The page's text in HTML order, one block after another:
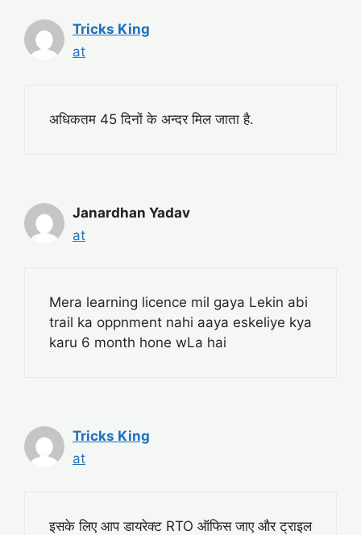
Tricks King
at
अधिकतम 45 दिनों के अन्दर मिल जाता है.
Janardhan Yadav
at
Mera learning licence mil gaya Lekin abi
trail ka oppnment nahi aaya eskeliye kya
karu 6 month hone wLa hai
Tricks King
at
इसके लिए आप डायरेक्ट RTO ऑफिस जाए और ट्राइल